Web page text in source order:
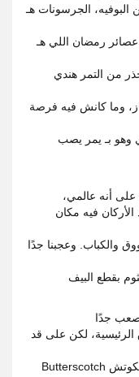
الجرسونات هـ
رمضان اللي هـ
من التمر هندي
وما كانش فيه فرصة
وهو بـ يمر يصب
أنه عالمي،
فيه مكان
والكباب. وعجبنا جدًا
بقطع البيف
صعب جدًا
لكن على قد
بعض حاجات زي الكاسترد بالفراولة والباترسكوتش Butterscotch